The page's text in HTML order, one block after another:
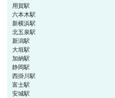
用賀駅
六本木駅
新横浜駅
北五泉駅
新潟駅
大垣駅
加納駅
静岡駅
西掛川駅
富士駅
安城駅